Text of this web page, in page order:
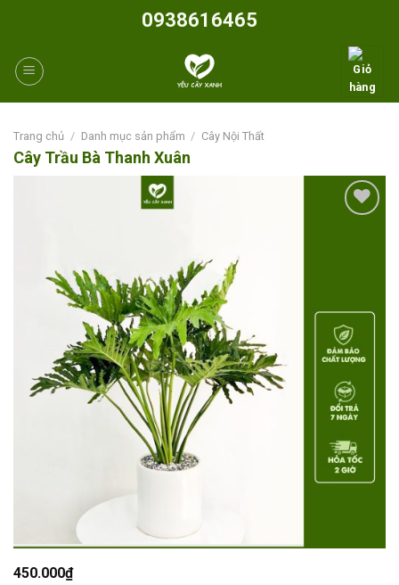
content
0938616465
Trang chủ / Danh mục sản phẩm / Cây Nội Thất
Cây Trầu Bà Thanh Xuân
450.000₫